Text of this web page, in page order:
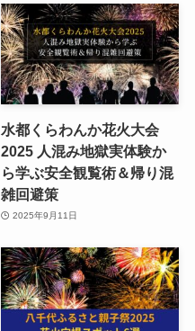
水都くらわんか花火大会
2025 人混み地獄実体験か
ら学ぶ安全観覧術＆帰り混
雑回避策
2025年9月11日